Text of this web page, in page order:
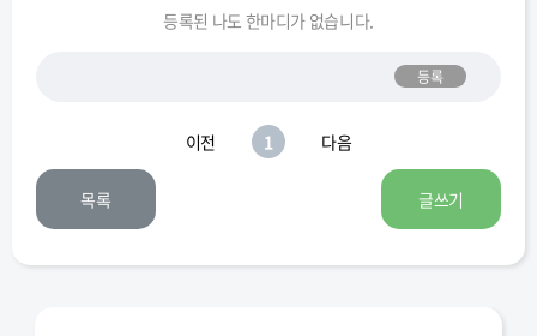
지고로 무잔 기유
등록된 나도 한마디가 없습니다.
등록
이전 1 다음
목록 글쓰기